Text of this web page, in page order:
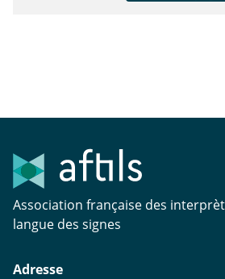
Association française des
langue des signes
Adresse